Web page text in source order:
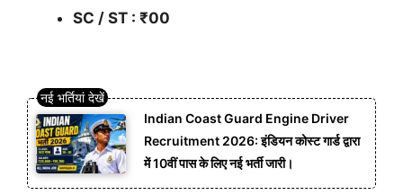
SC / ST : ₹00
Indian Coast Guard Engine Driver
Recruitment 2026: इंडियन कोस्ट गार्ड द्वारा
में 10वीं पास के लिए नई भर्ती जारी।